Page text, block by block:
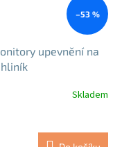
–53 %
upevnění na
Skladem